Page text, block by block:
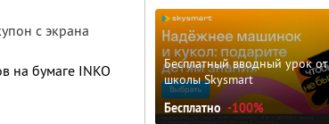
с экрана
на бумаге INKO
Бесплатный вводный урок
школы Skysmart
Бесплатно -100%